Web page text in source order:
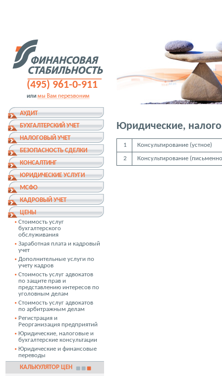
(495) 961-0-911
АУДИТ
БУХГАЛТЕРСКИЙ УЧЕТ
НАЛОГОВЫЙ УЧЕТ
БЕЗОПАСНОСТЬ СДЕЛКИ
КОНСАЛТИНГ
ЮРИДИЧЕСКИЕ УСЛУГИ
МСФО
КАДРОВЫЙ УЧЕТ
ЦЕНЫ
Стоимость услуг
бухгалтерского
обслуживания
Заработная плата и кадровый
учет
Дополнительные услуги по
учету кадров
Стоимость услуг адвокатов
по защите прав и
представлению интересов по
уголовным делам
Стоимость услуг адвокатов
по арбитражным делам
Регистрация и
Реорганизация предприятий
Юридические, налоговые и
бухгалтерские консультации
Юридические и финансовые
переводы
КАЛЬКУЛЯТОР ЦЕН
Юридические,
1 Консультирование (устное)
2 Консультирование